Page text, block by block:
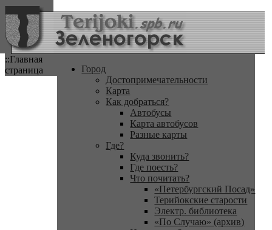
::Главная
страница
Город
Достопримечательности
Карта
Как добраться?
Автобусы
Карта автобусов
Разные карты
Где?
Куда звонить?
Где поесть?
Что почитать?
«Петербургский Посад»
Терийокские старости
Электр. библиотека
«По Случаю» (архив)